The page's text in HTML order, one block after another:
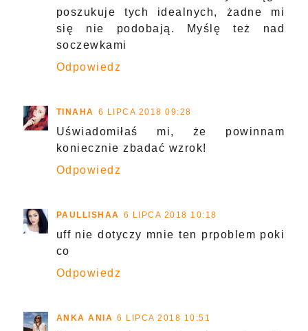
poszukuje tych idealnych, żadne mi
się nie podobają. Myślę też nad
soczewkami
Odpowiedz
TINAHA 6 LIPCA 2018 09:28
Uświadomiłaś mi, że powinnam
koniecznie zbadać wzrok!
Odpowiedz
PAULLISHAA 6 LIPCA 2018 10:18
uff nie dotyczy mnie ten prpoblem poki
co
Odpowiedz
ANKA ANIA 6 LIPCA 2018 10:51